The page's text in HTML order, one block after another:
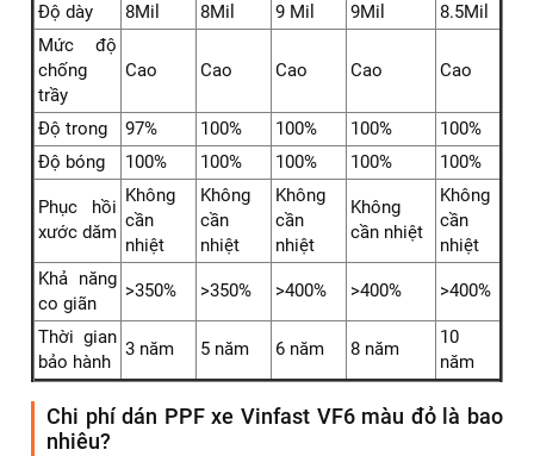
Độ dày
8Mil 8Mil 9 Mil 9Mil
8.5Mil
Mức độ
chống
trầy
Cao Cao Cao Cao Cao
Độ trong 97% 100% 100% 100%
100%
Độ bóng
100% 100% 100% 100% 100%
Phục hồi
xước dăm
Không
cần
nhiệt
Không
cần
nhiệt
Không
cần
nhiệt
Không
cần nhiệt
Không
cần
nhiệt
Khả năng
co giãn
>350% >350% >400% >400% >400%
Thời gian
bảo hành
3 năm 5 năm 6 năm 8 năm
10
năm
Chi phí dán PPF xe Vinfast VF6 màu đỏ là bao
nhiêu?